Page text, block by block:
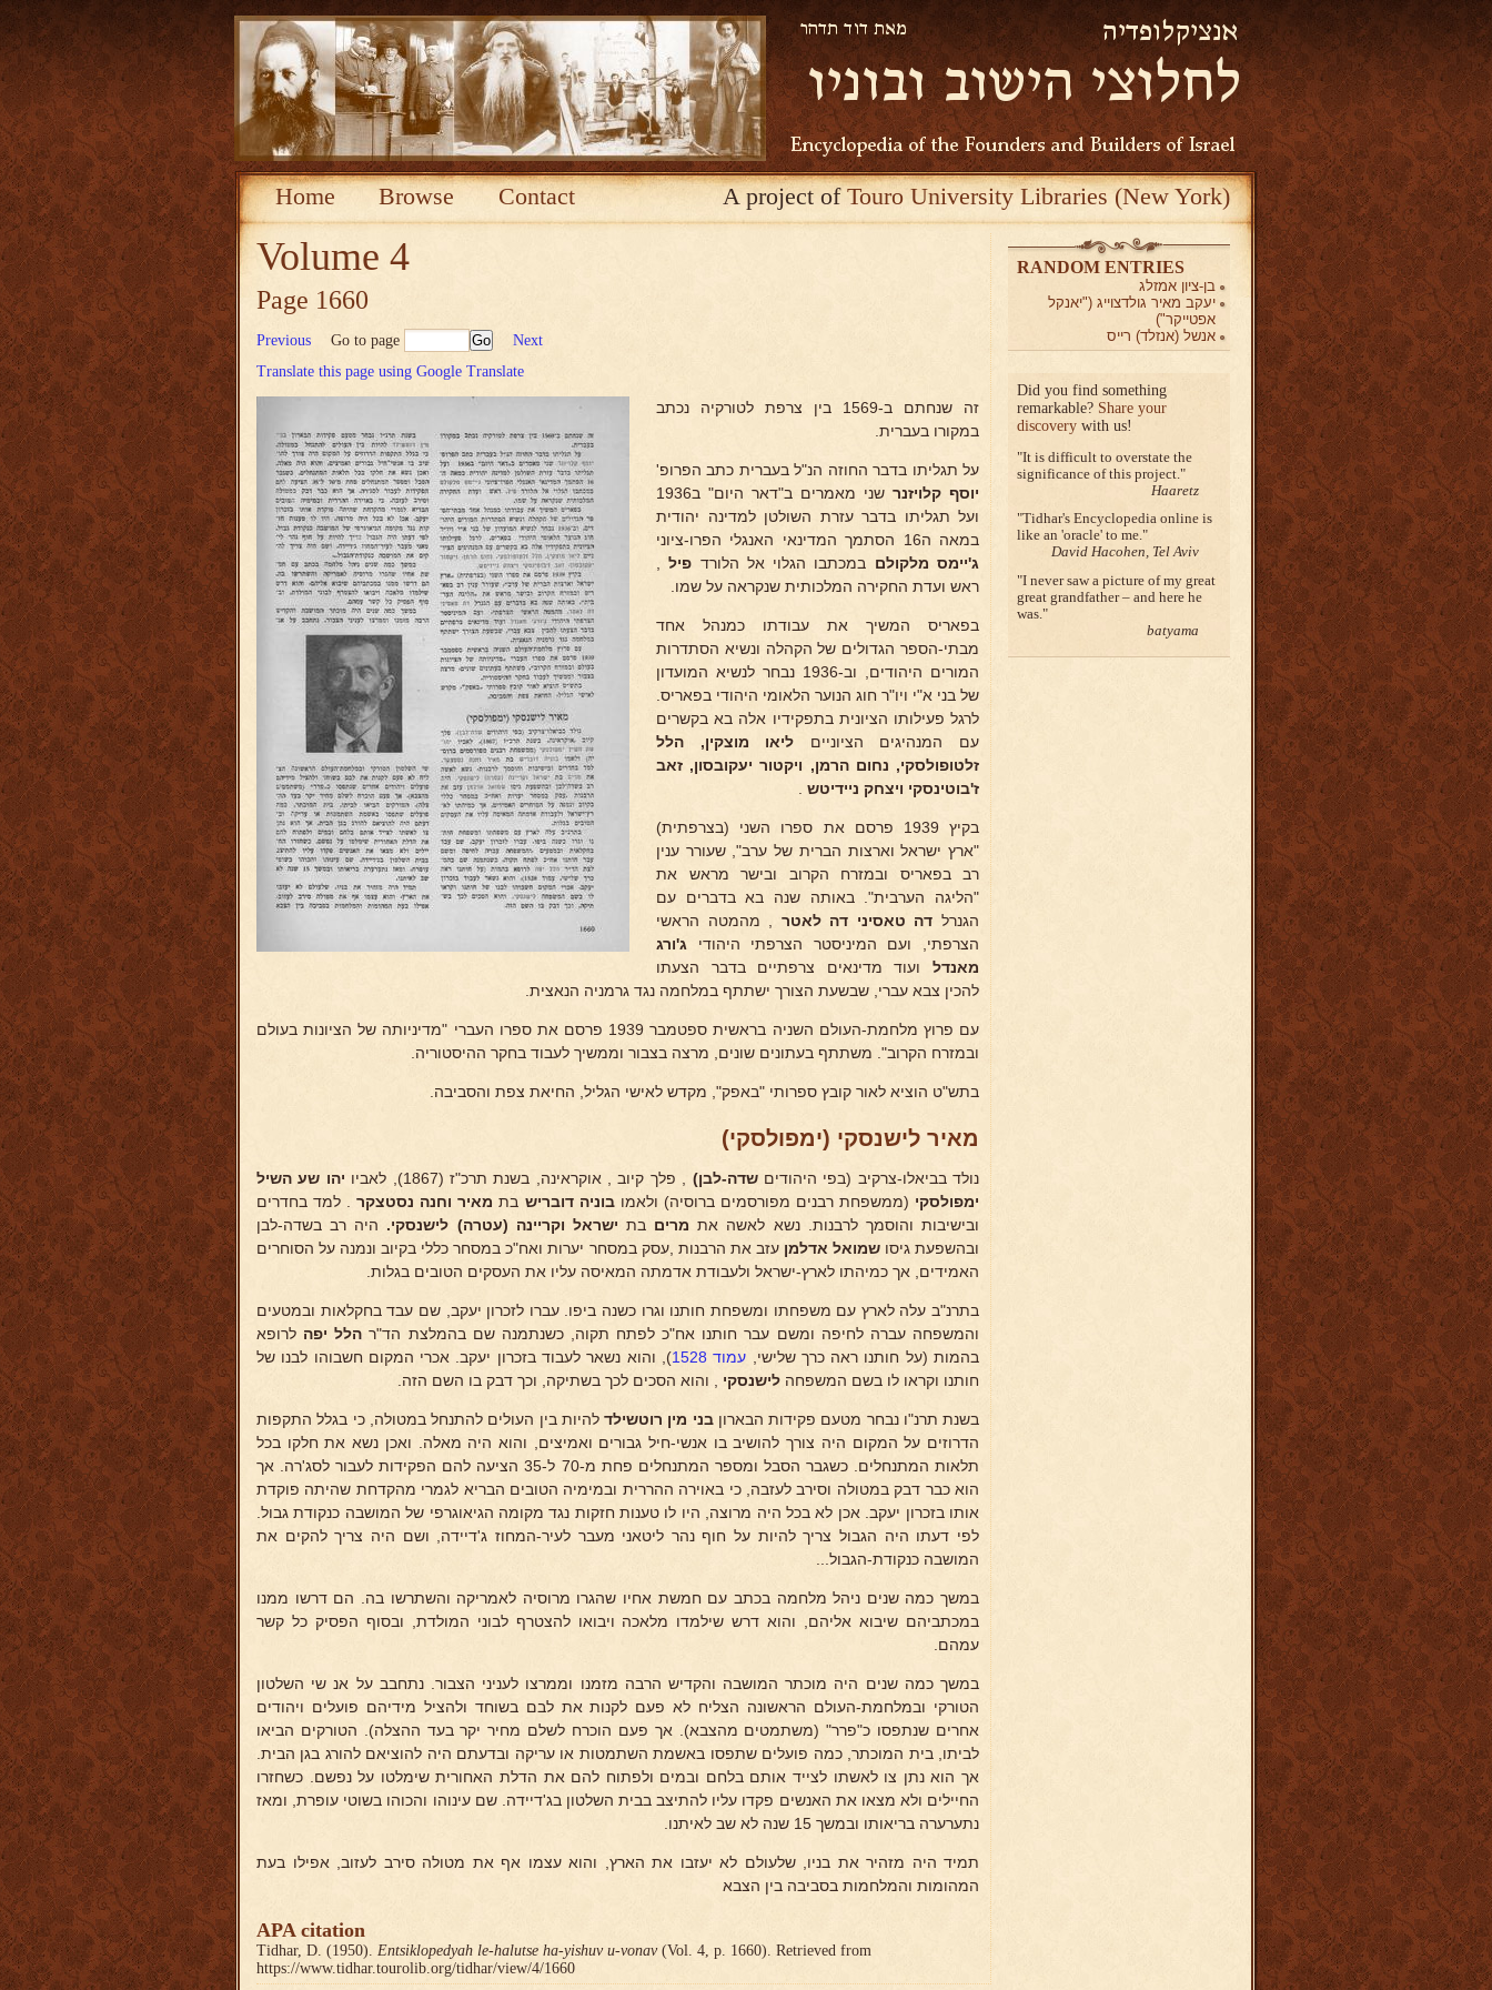
Home Browse Contact A project ofTouro University Libraries (New York)
Volume 4
Page 1660
Previous Go to page
Next
Translate this page using Google Translate
זה שנחתם ב-1569 בין צרפת לטורקיה נכתב
במקורו בעברית.
על תגליתו בדבר החוזה הנ"ל בעברית כתב הפרופ'
יוסף קלויזנר
שני מאמרים ב"דאר היום" ב1936
ועל תגליתו בדבר עזרת השולטן למדינה יהודית
במאה ה16 הסתמך המדינאי האנגלי הפרו-ציוני
ג'יימס מלקולם במכתבו הגלוי אל הלורד פיל,
ראש ועדת החקירה המלכותית שנקראה על שמו.
בפאריס המשיך את עבודתו כמנהל אחד
מבתי-הספר הגדולים של הקהלה ונשיא הסתדרות
המורים היהודים, וב-1936 נבחר לנשיא המועדון
של בני א"י ויו"ר חוג הנוער הלאומי היהודי בפאריס.
לרגל פעילותו הציונית בתפקידיו אלה בא בקשרים
עם המנהיגים הציוניים ליאו מוצקין, הלל
זלטופולסקי, נחום הרמן, ויקטור יעקובסון, זאב
ז'בוטינסקי ויצחק ניידיטש
בקיץ 1939 פרסם את ספרו השני (בצרפתית)
"ארץ ישראל וארצות הברית של ערב", שעורר ענין
רב בפאריס ובמזרח הקרוב ובישר מראש את
"הליגה הערבית". באותה שנה בא בדברים עם
הגנרלדה טאסיני דה לאטר , מהמטה הראשי
הצרפתי, ועם המיניסטר הצרפתי היהודי ג'ורג
מאנדל ועוד מדינאים צרפתיים בדבר הצעתו
להכין צבא עברי, שבשעת הצורך ישתתף במלחמה נגד גרמניה הנאצית.
עם פרוץ מלחמת-העולם השניה בראשית ספטמבר 1939 פרסם את ספרו העברי "מדיניותה של הציונות בעולם
ובמזרח הקרוב". משתתף בעתונים שונים, מרצה בצבור וממשיך לעבוד בחקר ההיסטוריה.
בתש"ט הוציא לאור קובץ ספרותי "באפק", מקדש לאישי הגליל, החיאת צפת והסביבה.
מאיר לישנסקי (ימפולסקי)
נולד בביאלו-צרקיב (בפי היהודיםשדה-לבן) , פלך קיוב , אוקראינה, בשנת תרכ"ז (1867), לאביו יהו שע השיל
ימפולסקי (ממשפחת רבנים מפורסמים ברוסיה) ולאמובוניה דובריש בתמאיר וחנה נסטצקר. למד בחדרים
ובישיבות והוסמך לרבנות. נשא לאשה את מרים בת ישראל וקריינה (עטרה) לישנסקי. היה רב בשדה-לבן
ובהשפעת גיסושמואל אדלמן עזב את הרבנות ,עסק במסחר יערות ואח"כ במסחר כללי בקיוב ונמנה על הסוחרים
האמידים, אך כמיהתו לארץ-ישראל ולעבודת אדמתה המאיסה עליו את העסקים הטובים בגלות.
בתרנ"ב עלה לארץ עם משפחתו ומשפחת חותנו וגרו כשנה ביפו. עברו לזכרון יעקב, שם עבד בחקלאות ובמטעים
והמשפחה עברה לחיפה ומשם עבר חותנו אח"כ לפתח תקוה, כשנתמנה שם בהמלצת הד"ר הלל יפה לרופא
בהמות (על חותנו ראה כרך שלישי, עמוד 1528
), והוא נשאר לעבוד בזכרון יעקב. אכרי המקום חשבוהו לבנו של
חותנו וקראו לו בשם המשפחה לישנסקי , והוא הסכים לכך בשתיקה, וכך דבק בו השם הזה.
בשנת תרנ"ו נבחר מטעם פקידות הבארון בני מין רוטשילד להיות בין העולים להתנחל במטולה, כי בגלל התקפות
הדרוזים על המקום היה צורך להושיב בו אנשי-חיל גבורים ואמיצים, והוא היה מאלה. ואכן נשא את חלקו בכל
תלאות המתנחלים. כשגבר הסבל ומספר המתנחלים פחת מ-70 ל-35 הציעה להם הפקידות לעבור לסג'רה. אך
הוא כבר דבק במטולה וסירב לעזבה, כי באוירה ההררית ובמימיה הטובים הבריא לגמרי מהקדחת שהיתה פוקדת
אותו בזכרון יעקב. אכן לא בכל היה מרוצה, היו לו טענות חזקות נגד מקומה הגיאוגרפי של המושבה כנקודת גבול.
לפי דעתו היה הגבול צריך להיות על חוף נהר ליטאני מעבר לעיר-המחוז ג'דיידה, ושם היה צריך להקים את
המושבה כנקודת-הגבול...
במשך כמה שנים ניהל מלחמה בכתב עם חמשת אחיו שהגרו מרוסיה לאמריקה והשתרשו בה. הם דרשו ממנו
במכתביהם שיבוא אליהם, והוא דרש שילמדו מלאכה ויבואו להצטרף לבוני המולדת, ובסוף הפסיק כל קשר
עמהם.
במשך כמה שנים היה מוכתר המושבה והקדיש הרבה מזמנו וממרצו לעניני הצבור. נתחבב על אנ שי השלטון
הטורקי ובמלחמת-העולם הראשונה הצליח לא פעם לקנות את לבם בשוחד ולהציל מידיהם פועלים ויהודים
אחרים שנתפסו כ"פרר" (משתמטים מהצבא). אך פעם הוכרח לשלם מחיר יקר בעד ההצלה). הטורקים הביאו
לביתו, בית המוכתר, כמה פועלים שתפסו באשמת השתמטות או עריקה ובדעתם היה להוציאם להורג בגן הבית.
אך הוא נתן צו לאשתו לצייד אותם בלחם ובמים ולפתוח להם את הדלת האחורית שימלטו על נפשם. כשחזרו
החיילים ולא מצאו את האנשים פקדו עליו להתיצב בבית השלטון בג'דיידה. שם עינוהו והכוהו בשוטי עופרת, ומאז
נתערערה בריאותו ובמשך 15 שנה לא שב לאיתנו.
תמיד היה מזהיר את בניו, שלעולם לא יעזבו את הארץ, והוא עצמו אף את מטולה סירב לעזוב, אפילו בעת
המהומות והמלחמות בסביבה בין הצבא
APA citation
Tidhar, D. (1950). Entsiklopedyah le-halutse ha-yishuv u-vonav(Vol. 4, p. 1660). Retrieved from
https://www.tidhar.tourolib.org/tidhar/view/4/1660
RANDOM ENTRIES
בן-ציון אמזלג
יעקב מאיר גולדצוייג ("יאנקל
אפטייקר")
אנשל (אנזלד) רייס
Did you find something
remarkable? Share your
discovery with us!
It is difficult to overstate the
significance of this project.
Haaretz
Tidhar's Encyclopedia online is
like an 'oracle' to me.
David Hacohen, Tel Aviv
I never saw a picture of my great
great grandfather – and here he
was.
batyama